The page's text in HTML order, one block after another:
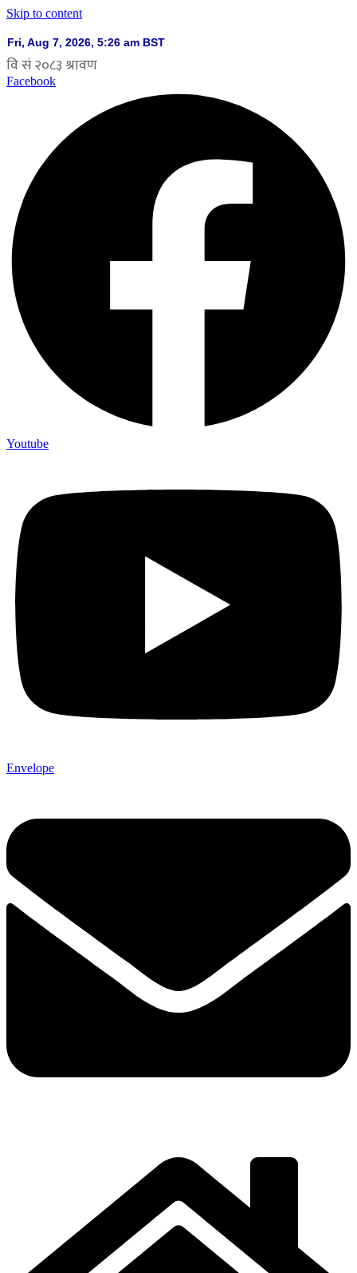
Skip to content
Facebook
Youtube
Envelope